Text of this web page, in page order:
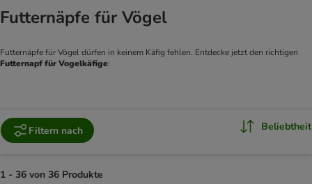
Futternäpfe für Vögel
Futternapf für Vogelkäfige
Filtern nach Beliebtheit
1 - 36 von 36 Produkte